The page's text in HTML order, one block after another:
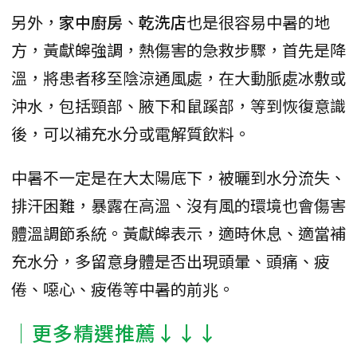
另外， 家中廚房 、 乾洗店也是很容易中暑的地
方，黃獻皞強調，熱傷害的急救步驟，首先是降
溫，將患者移至陰涼通風處，在大動脈處冰敷或
沖水，包括頸部、腋下和鼠蹊部，等到恢復意識
後，可以補充水分或電解質飲料。
中暑不一定是在大太陽底下，被曬到水分流失、
排汗困難，暴露在高溫、沒有風的環境也會傷害
體溫調節系統。黃獻皞表示，適時休息、適當補
充水分，多留意身體是否出現頭暈、頭痛、疲
倦、噁心、疲倦等中暑的前兆。
│更多精選推薦↓↓↓